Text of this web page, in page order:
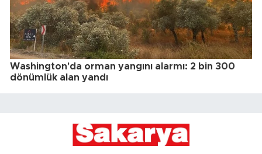
Washington'da orman yangını alarmı: 2 bin 300
dönümlük alan yandı